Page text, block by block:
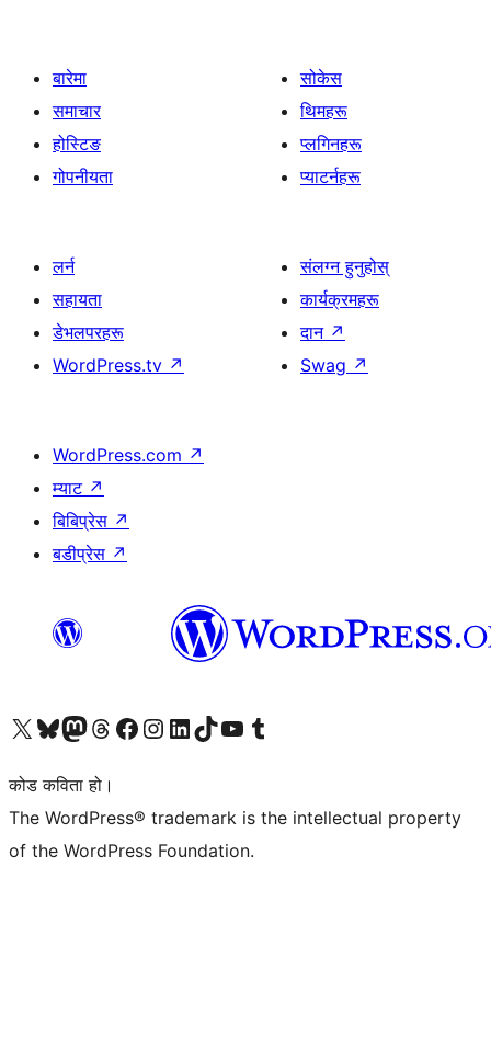
बारेमा
समाचार
होस्टिङ
गोपनीयता
सोकेस
थिमहरू
प्लगिनहरू
प्याटर्नहरू
लर्न
सहायता
डेभलपरहरू
WordPress.tv ↗
संलग्न हुनुहोस्
कार्यक्रमहरू
दान ↗
Swag ↗
WordPress.com ↗
म्याट ↗
बिबिप्रेस ↗
बडीप्रेस ↗
हाम्रो X (पहिले ट्विटर) खातामा जानुहोस्
हाम्रो Bluesky खाता भ्रमण गर्नुहोस्
हाम्रो म्यास्टोडन खाता भ्रमण गर्नुहोस्
हाम्रो थ्रेड्स खातामा जानुहोस्
हाम्रो फेसबुक पेजमा जानुहोस्
हाम्रो इन्स्टाग्राम खातामा जानुहोस्
हाम्रो लिङ्क्डइन खातामा जानुहोस्
हाम्रो TikTok खाता भ्रमण गर्नुहोस्
हाम्रो युट्युब च्यानलमा जानुहोस्
हाम्रो टम्बलर खाता भ्रमण गर्नुहोस्
कोड कविता हो।
The WordPress® trademark is the intellectual property
of the WordPress Foundation.